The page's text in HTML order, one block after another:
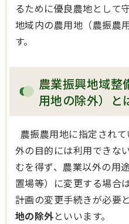
るために優良農地として
地域内の農用地（農振農
す。
農業振興地域整
用地の除外）と
農振農用地に指定され
外の目的には利用できな
むを得ず、農業以外の用
置場等）に変更する場合
計画の変更手続きが必要
地の除外といいます。